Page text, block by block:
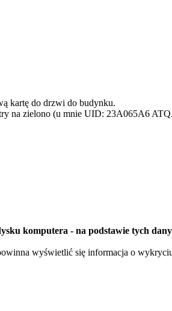
kartę do drzwi do budynku.
na zielono (u mnie UID: 23A065A6
komputera - na podstawie tych
wyświetlić się informacja o